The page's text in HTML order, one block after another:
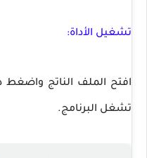
تشغيل الأداة:
تشغل البرنامج.